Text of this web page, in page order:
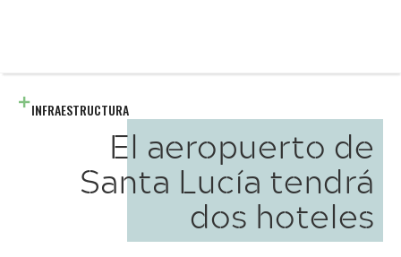
INFRAESTRUCTURA
El aeropuerto de
Santa Lucía tendrá
dos hoteles